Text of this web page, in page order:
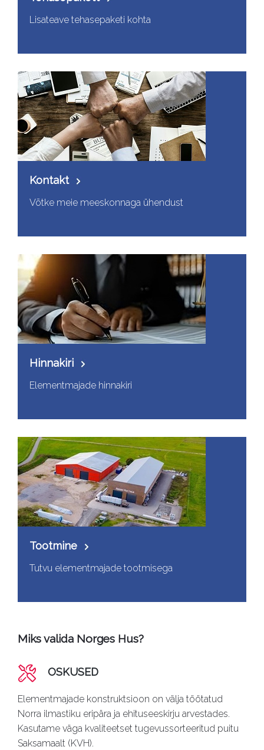
Lisateave tehasepaketi kohta
Kontakt
Võtke meie meeskonnaga ühendust
Hinnakiri
Elementmajade hinnakiri
Tootmine
Tutvu elementmajade tootmisega
Miks valida Norges Hus?
OSKUSED
Elementmajade konstruktsioon on välja töötatud
Norra ilmastiku eripära ja ehituseeskirju arvestades.
Kasutame väga kvaliteetset tugevussorteeritud puitu
Saksamaalt (KVH).